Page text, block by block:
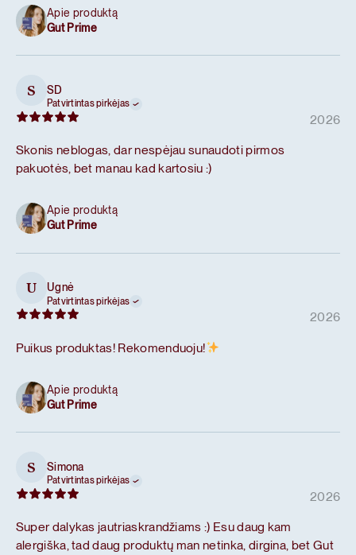
Apie produktą
Gut Prime
S SD
Patvirtintas pirkėjas
2026
Skonis neblogas, dar nespėjau sunaudoti pirmos
pakuotės, bet manau kad kartosiu :)
Apie produktą
Gut Prime
U Ugnė
Patvirtintas pirkėjas
2026
Puikus produktas! Rekomenduoju!
Apie produktą
Gut Prime
S Simona
Patvirtintas pirkėjas
2026
Super dalykas jautriaskrandžiams :) Esu daug kam
alergiška, tad daug produktų man netinka, dirgina, bet Gut